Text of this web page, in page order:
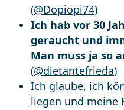
(@Dopiopi74)
Ich hab vor 30
geraucht und
Man muss ja so
(@dietantefrieda)
Ich glaube, ich
liegen und meine